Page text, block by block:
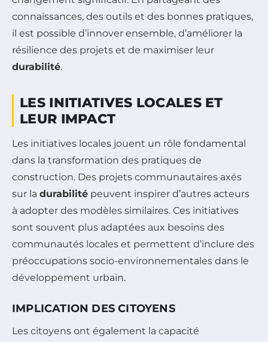
connaissances, des outils et des bonnes pratiques,
il est possible d’innover ensemble, d’améliorer la
résilience des projets et de maximiser leur
durabilité.
LES INITIATIVES LOCALES ET
LEUR IMPACT
Les initiatives locales jouent un rôle fondamental
dans la transformation des pratiques de
construction. Des projets communautaires axés
sur la durabilité peuvent inspirer d’autres acteurs
à adopter des modèles similaires. Ces initiatives
sont souvent plus adaptées aux besoins des
communautés locales et permettent d’inclure des
préoccupations socio-environnementales dans le
développement urbain.
IMPLICATION DES CITOYENS
Les citoyens ont également la capacité